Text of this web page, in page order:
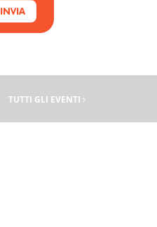
INVIA
TUTTI GLI EVENTI